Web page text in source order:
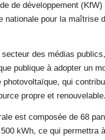
de développement
nationale pour la
secteur des médias
publique à adopter un
photovoltaïque, qui
propre et renouvelable.
est composée de 68
kWh, ce qui permettra